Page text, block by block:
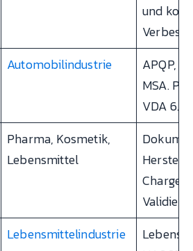
und
Automobilindustrie
APQP,
MSA.
VDA 6.3.
Pharma, Kosmetik,
Lebensmittel
Lebensmittelindustrie